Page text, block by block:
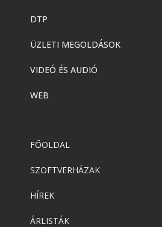
DTP
ÜZLETI MEGOLDÁSOK
VIDEÓ ÉS AUDIÓ
WEB
FŐOLDAL
SZOFTVERHÁZAK
HÍREK
ÁRLISTÁK